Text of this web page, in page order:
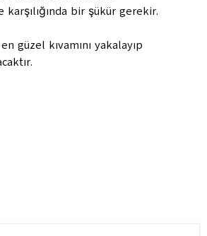
bir şükür gerekir.
güzel kıvamını yakalayıp